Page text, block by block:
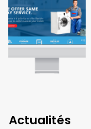
Actualités